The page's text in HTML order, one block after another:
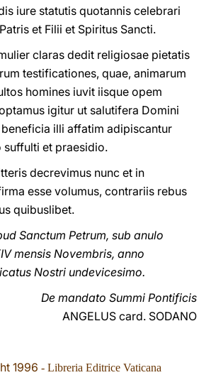
iure statutis quotannis celebrari
et Filii et Spiritus Sancti.
claras dedit religiosae pietatis
testificationes, quae, animarum
homines iuvit iisque opem
igitur ut salutifera Domini
illi affatim adipiscantur
suffulti et praesidio.
decrevimus nunc et in
esse volumus, contrariis rebus
quibuslibet.
Sanctum Petrum, sub anulo
mensis Novembris, anno
Nostri undevicesimo.
De mandato Summi Pontificis
ANGELUS card. SODANO
1996 - Libreria Editrice Vaticana